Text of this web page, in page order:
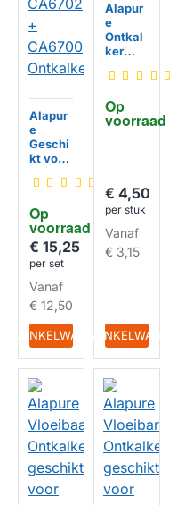
Op
voorraad
Alapur
e
Geschi
kt voor
Saeco
oudsse
t
intenza
+
Waterfi
lter
CA670
CA670
0
Ontkal
ker
€ 15,25
per set
Vanaf
€ 12,50
IN WINKELWAGEN
Op
voorraad
Alapur
e
Ontkal
ker
kt voor
Saeco
CA670
€ 4,50
per stuk
Vanaf
€ 3,15
IN WINKELWAGEN